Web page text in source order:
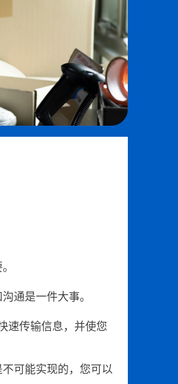
通是一件大事。
速传输信息，并使您
可能实现的，您可以